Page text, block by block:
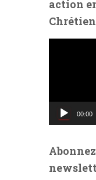
é
o
action
é
00:00